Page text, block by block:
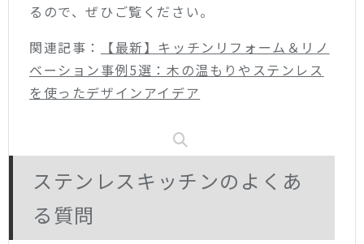
るので、ぜひご覧ください。
関連記事：
【最新】キッチンリフォーム＆リノ
ベーション事例5選：木の温もりやステンレス
を使ったデザインアイデア
ステンレスキッチンのよくあ
る質問